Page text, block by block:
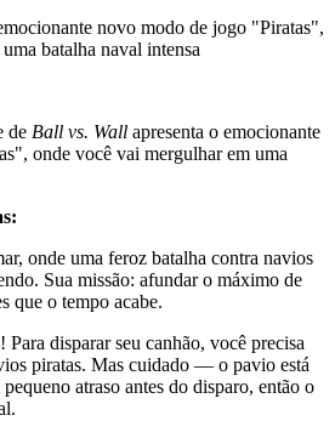
novo modo de jogo "Piratas",
batalha naval intensa
de Ball vs. Wall apresenta o emocionante
onde você vai mergulhar em uma
onde uma feroz batalha contra navios
Sua missão: afundar o máximo de
que o tempo acabe.
Para disparar seu canhão, você precisa
piratas. Mas cuidado — o pavio está
atraso antes do disparo, então o